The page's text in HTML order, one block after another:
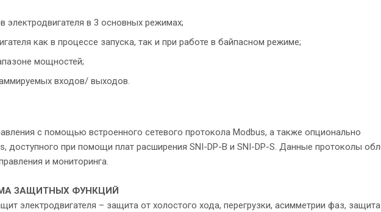
электродвигателя в 3 основных режимах;
как в процессе запуска, так и при работе в байпасном режиме;
мощностей;
входов/ выходов.
с помощью встроенного сетевого протокола Modbus, а также опционально
доступного при помощи плат расширения SNI-DP-B и SNI-DP-S. Данные протоколы
и мониторинга.
ЗАЩИТНЫХ ФУНКЦИЙ
электродвигателя – защита от холостого хода, перегрузки, асимметрии фаз, защита